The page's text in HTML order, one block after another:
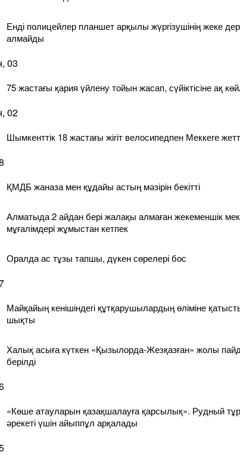
Енді полицейлер планшет арқылы жүргізушінің жеке
алмайды
03
75 жастағы қария үйлену тойын жасап, сүйіктісіне ақ
02
Шымкенттік 18 жастағы жігіт велосипедпен Меккеге
ҚМДБ жаназа мен құдайы астың мәзірін бекітті
Алматыда 2 айдан бері жалақы алмаған жекеменшік
мұғалімдері жұмыстан кетпек
Оралда ас тұзы тапшы, дүкен сөрелері бос
Майқайың кенішіндегі құтқарушылардың өліміне
шықты
Халық асыға күткен «Қызылорда-Жезқазған» жолы
берілді
«Көше атауларын қазақшалауға қарсылық». Рудный
әрекеті үшін айыппұл арқалады